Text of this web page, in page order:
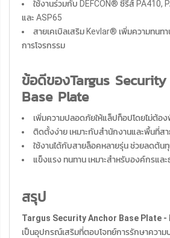
ใช้งานร่วมกับ DEFCON® ซีรีส์ PA410,
และ ASP65
สายเคเบิลเสริม Kevlar® เพิ่มความทนท
การโจรกรรม
ข้อดีของTargus
Base Plate
เพิ่มความปลอดภัยให้แล็ปท็อปโดยไม่ต้อ
ติดตั้งง่าย เหมาะกับสำนักงานและพื้นที่ส
ใช้งานได้กับสายล็อคหลายรุ่น ช่วยลดต้น
แข็งแรง ทนทาน เหมาะสำหรับองค์กรแล
สรุป
Targus Security Anchor Base Plate -
เป็นอุปกรณ์เสริมที่ตอบโจทย์การรักษาควา